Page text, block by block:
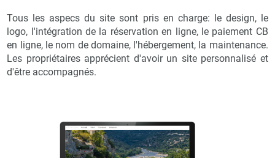
Tous les aspecs du site sont pris en charge: le design, le
logo, l'intégration de la réservation en ligne, le paiement CB
en ligne, le nom de domaine, l'hébergement, la maintenance.
Les propriétaires apprécient d'avoir un site personnalisé et
d'être accompagnés.